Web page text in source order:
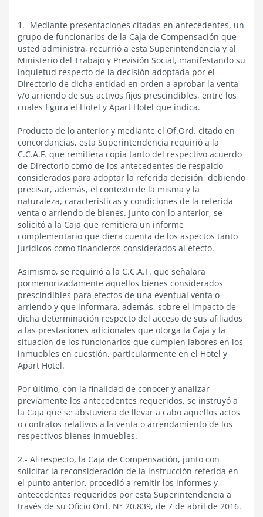
1.- Mediante presentaciones citadas en antecedentes, un
grupo de funcionarios de la Caja de Compensación que
usted administra, recurrió a esta Superintendencia y al
Ministerio del Trabajo y Previsión Social, manifestando su
inquietud respecto de la decisión adoptada por el
Directorio de dicha entidad en orden a aprobar la venta
y/o arriendo de sus activos fijos prescindibles, entre los
cuales figura el Hotel y Apart Hotel que indica.
Producto de lo anterior y mediante el Of.Ord. citado en
concordancias, esta Superintendencia requirió a la
C.C.A.F. que remitiera copia tanto del respectivo acuerdo
de Directorio como de los antecedentes de respaldo
considerados para adoptar la referida decisión, debiendo
precisar, además, el contexto de la misma y la
naturaleza, características y condiciones de la referida
venta o arriendo de bienes. Junto con lo anterior, se
solicitó a la Caja que remitiera un informe
complementario que diera cuenta de los aspectos tanto
jurídicos como financieros considerados al efecto.
Asimismo, se requirió a la C.C.A.F. que señalara
pormenorizadamente aquellos bienes considerados
prescindibles para efectos de una eventual venta o
arriendo y que informara, además, sobre el impacto de
dicha determinación respecto del acceso de sus afiliados
a las prestaciones adicionales que otorga la Caja y la
situación de los funcionarios que cumplen labores en los
inmuebles en cuestión, particularmente en el Hotel y
Apart Hotel.
Por último, con la finalidad de conocer y analizar
previamente los antecedentes requeridos, se instruyó a
la Caja que se abstuviera de llevar a cabo aquellos actos
o contratos relativos a la venta o arrendamiento de los
respectivos bienes inmuebles.
2.- Al respecto, la Caja de Compensación, junto con
solicitar la reconsideración de la instrucción referida en
el punto anterior, procedió a remitir los informes y
antecedentes requeridos por esta Superintendencia a
través de su Oficio Ord. N° 20.839, de 7 de abril de 2016.